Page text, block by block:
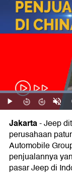
Jakarta-Jeep
perusahaan
Automobile
penjualannya
pasar Jeep di